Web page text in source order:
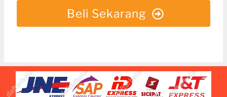
Beli Sekarang